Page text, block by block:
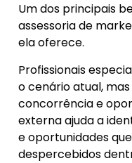
Um dos principais
assessoria de
ela oferece.
Profissionais
o cenário atual,
concorrência e
externa ajuda a
e oportunidades
despercebidos